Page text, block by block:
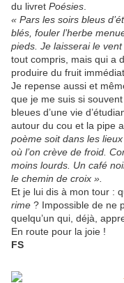
du livret Poésies
« Pars les soirs bleus
blés, fouler l’herbe
pieds. Je laisserai le
tout compris, mais qui a
produire du fruit
Je repense aussi et
que je me suis si
bleues d’une vie
autour du cou et la pipe
poème soit dans les
où l’on crève de froid.
moins lourds. Un café
le chemin de croix ».
Et je lui dis à mon tour :
rime ? Impossible de ne
quelqu’un qui, déjà,
En route pour la joie !
FS